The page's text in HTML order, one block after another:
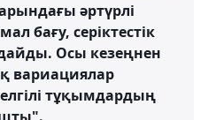
әртүрлі
бағу, серіктестік
Осы кезеңнен
вариациялар
тұқымдардың